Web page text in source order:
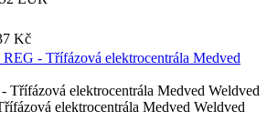
Kč
- Třífázová elektrocentrála Medved
elektrocentrála Medved Weldved